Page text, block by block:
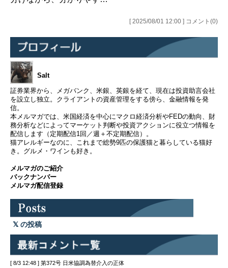
[ 2025/08/01 12:00 ] コメント(0)
Salt
証券業界から、メガバンク、米銀、英銀を経て、現在は投資助言会社
を設立し独立。クライアントの資産管理をする傍ら、金融情報を発
信。
本メルマガでは、米国経済を中心にマクロ経済分析やFEDの動向、財
務分析などによってマーケット判断や投資アクションに役立つ情報を
配信します（定期配信1回／週＋不定期配信）。
猫アレルギーなのに、これまで総勢9匹の保護猫と暮らしている猫好
き。グルメ・ワインも好き。
メルマガのご紹介
バックナンバー
メルマガ配信登録
の投稿
[ 8/3 12:48 ] 第372号 日米協調為替介入の正体